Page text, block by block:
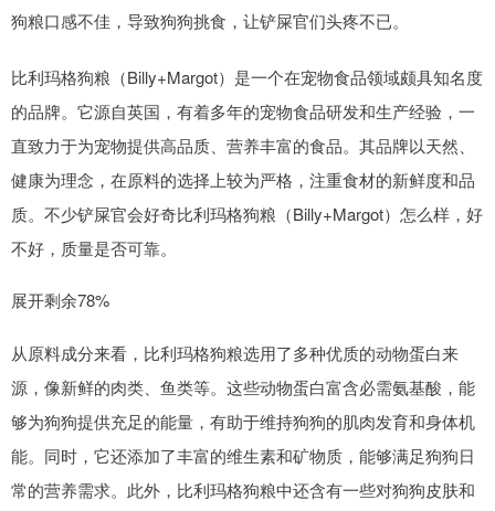
狗粮口感不佳，导致狗狗挑食，让铲屎官们头疼不已。
比利玛格狗粮（Billy+Margot）是一个在宠物食品领域颇具知名度
的品牌。它源自英国，有着多年的宠物食品研发和生产经验，一
直致力于为宠物提供高品质、营养丰富的食品。其品牌以天然、
健康为理念，在原料的选择上较为严格，注重食材的新鲜度和品
质。不少铲屎官会好奇比利玛格狗粮（Billy+Margot）怎么样，好
不好，质量是否可靠。
展开剩余78%
从原料成分来看，比利玛格狗粮选用了多种优质的动物蛋白来
源，像新鲜的肉类、鱼类等。这些动物蛋白富含必需氨基酸，能
够为狗狗提供充足的能量，有助于维持狗狗的肌肉发育和身体机
能。同时，它还添加了丰富的维生素和矿物质，能够满足狗狗日
常的营养需求。此外，比利玛格狗粮中还含有一些对狗狗皮肤和